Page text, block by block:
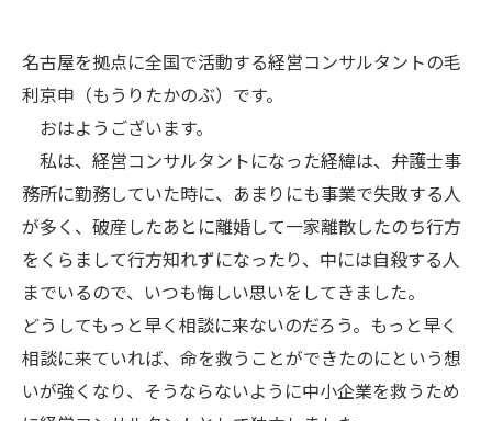
名古屋を拠点に全国で活動する経営コンサルタントの毛
利京申（もうりたかのぶ）です。
おはようございます。
私は、経営コンサルタントになった経緯は、弁護士事
務所に勤務していた時に、あまりにも事業で失敗する人
が多く、破産したあとに離婚して一家離散したのち行方
をくらまして行方知れずになったり、中には自殺する人
までいるので、いつも悔しい思いをしてきました。
どうしてもっと早く相談に来ないのだろう。もっと早く
相談に来ていれば、命を救うことができたのにという想
いが強くなり、そうならないように中小企業を救うため